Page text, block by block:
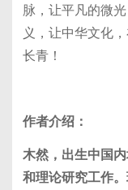
脉，让平凡的微
义，让中华文化
长青！
（2026
作者介绍：
木然，出生中国
和理论研究工作